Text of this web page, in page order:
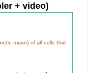
Integer Dim
+ video)